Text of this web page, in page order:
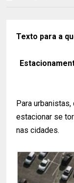
Texto para a
Para
estacionar se
nas cidades.